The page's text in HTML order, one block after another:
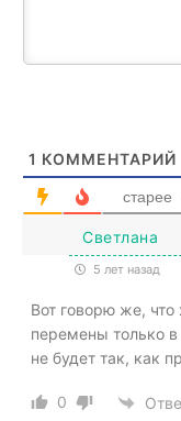
1 КОММЕНТАРИЙ
старее
Светлана
5 лет назад
Вот говорю же,
перемены только
не будет так, как
0